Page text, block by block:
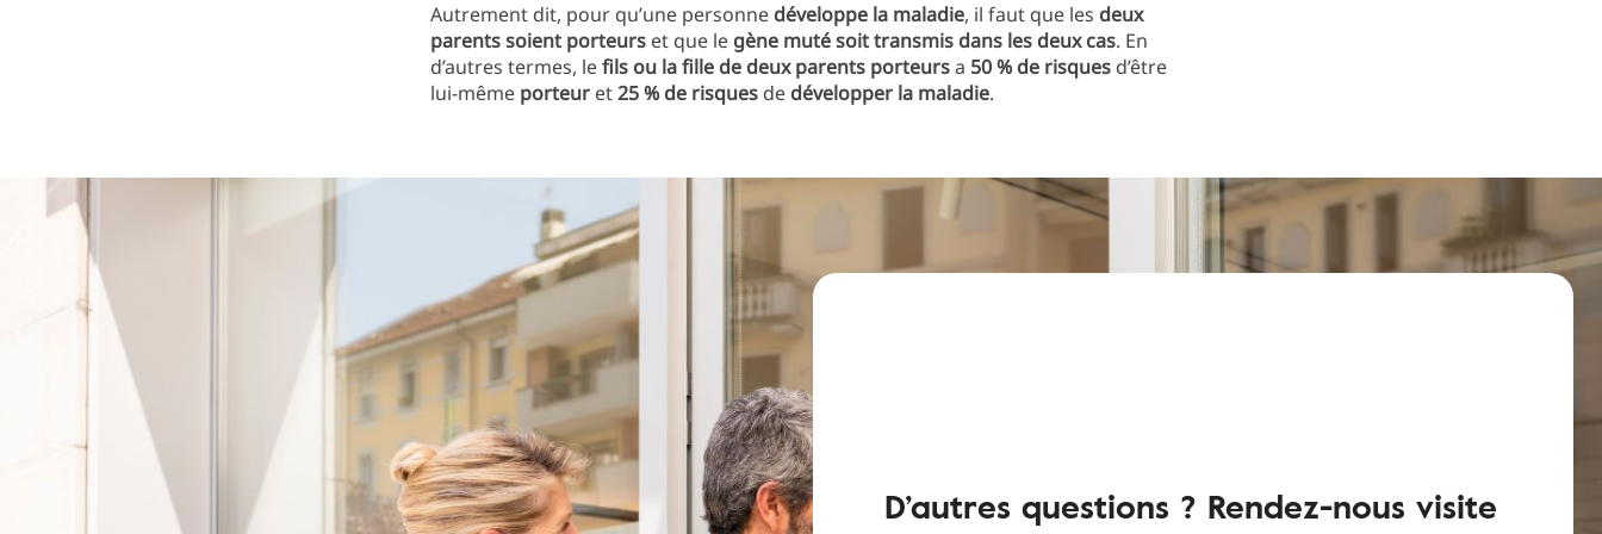
Autrement dit, pour qu’une personne développe la maladie, il faut que les deux
parents soient porteurs et que le gène muté soit transmis dans les deux cas. En
d’autres termes, lefils ou la fille de deux parents porteursa 50 % de risques d’être
lui-même porteur et25 % de risques de développer la maladie.
D’autres questions ? Rendez-nous visite